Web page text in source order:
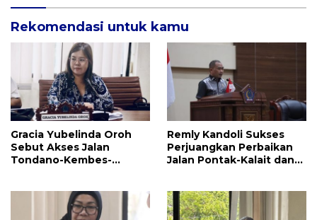
Rekomendasi untuk kamu
Gracia Yubelinda Oroh
Sebut Akses Jalan
Tondano-Kembes-
Remly Kandoli Sukses
Perjuangkan Perbaikan
Jalan Pontak-Kalait dan